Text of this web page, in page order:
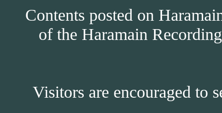
Contents posted on
of the Haramain
Visitors are encouraged to